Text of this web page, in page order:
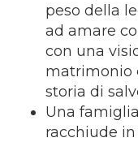
peso della
ad amare
con una
matrimonio
storia di
Una
racchiude in